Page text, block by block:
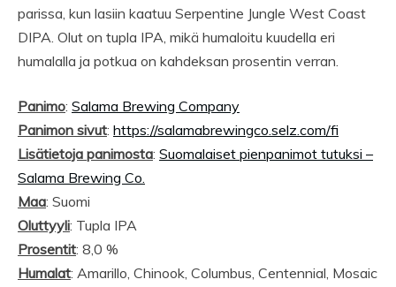
parissa, kun lasiin kaatuu Serpentine Jungle West Coast
DIPA. Olut on tupla IPA, mikä humaloitu kuudella eri
humalalla ja potkua on kahdeksan prosentin verran.
Panimo: Salama Brewing Company
Panimon sivut: https://salamabrewingco.selz.com/fi
Lisätietoja panimosta: Suomalaiset pienpanimot tutuksi –
Salama Brewing Co.
Maa: Suomi
Oluttyyli: Tupla IPA
Prosentit: 8,0 %
Humalat: Amarillo, Chinook, Columbus, Centennial, Mosaic